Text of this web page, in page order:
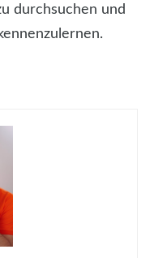
durchsuchen und